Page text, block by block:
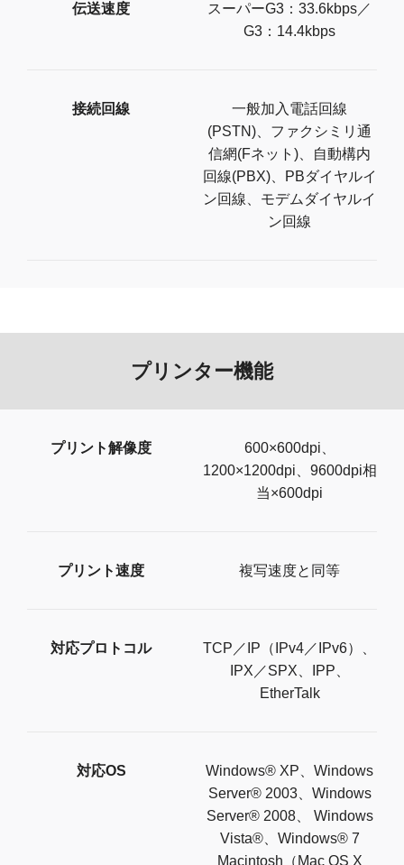
伝送速度
スーパーG3：33.6kbps／
G3：14.4kbps
接続回線
一般加入電話回線
(PSTN)、ファクシミリ通
信網(Fネット)、自動構内
回線(PBX)、PBダイヤルイ
ン回線、モデムダイヤルイ
ン回線
プリンター機能
プリント解像度
600×600dpi、
1200×1200dpi、9600dpi相
当×600dpi
プリント速度 複写速度と同等
対応プロトコル
TCP／IP（IPv4／IPv6）、
IPX／SPX、IPP、
EtherTalk
対応OS
Windows® XP、Windows
Server® 2003、Windows
Server® 2008、 Windows
Vista®、Windows® 7
Macintosh（Mac OS X